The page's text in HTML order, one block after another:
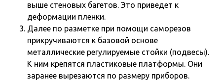
выше стеновых багетов. Это приведет к
деформации пленки.
Далее по разметке при помощи саморезов
прикручиваются к базовой основе
металлические регулируемые стойки (подвесы).
К ним крепятся пластиковые платформы. Они
заранее вырезаются по размеру приборов.